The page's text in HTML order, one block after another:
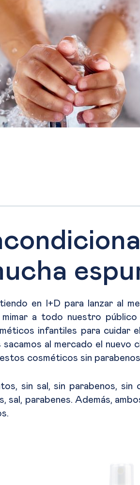
en I+D para lanzar al
a todo nuestro
infantiles para cuidar
al mercado el nuevo
cosméticos sin
sin sal, sin parabenos, sin
parabenes. Además,